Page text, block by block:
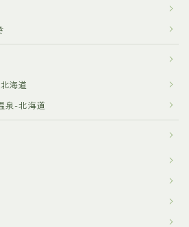
海道
泉-北海道